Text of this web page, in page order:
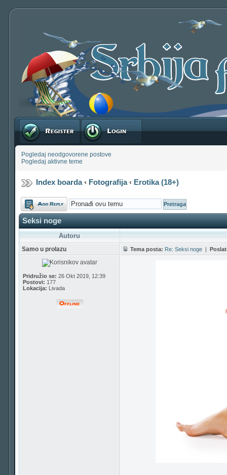
Registruj se Prijavite se
Pogledaj neodgovorene postove
Pogledaj aktivne teme
Index boarda‹ Fotografija‹ Erotika (18+)
Odgovori
Seksi noge
Autoru
Samo u prolazu Tema posta: Re: Seksi noge |
Pridružio se: 26 Okt 2019, 12:39
Postovi: 177
Lokacija: Livada